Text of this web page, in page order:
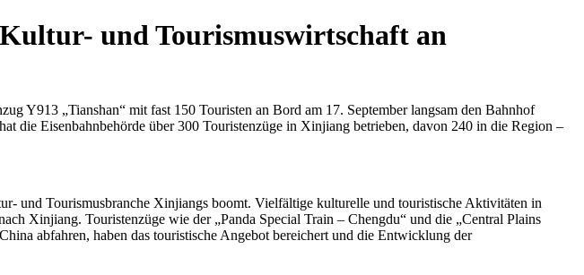
und Tourismuswirtschaft an
Y913 „Tianshan“ mit fast 150 Touristen an Bord am 17. September langsam den Bahnhof
die Eisenbahnbehörde über 300 Touristenzüge in Xinjiang betrieben, davon 240 in die Region –
und Tourismusbranche Xinjiangs boomt. Vielfältige kulturelle und touristische Aktivitäten in
Xinjiang. Touristenzüge wie der „Panda Special Train – Chengdu“ und die „Central Plains
abfahren, haben das touristische Angebot bereichert und die Entwicklung der